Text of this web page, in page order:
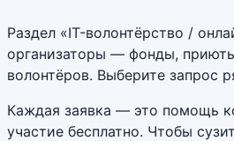
Раздел «IT-волонтёрство /
организаторы — фонды,
волонтёров. Выберите запрос
Каждая заявка — это помощь
участие бесплатно. Чтобы